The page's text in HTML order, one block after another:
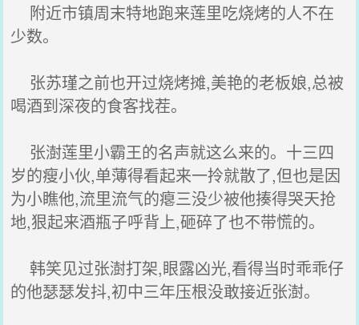
附近市镇周末特地跑来莲里吃烧烤的人不在
少数。
张苏瑾之前也开过烧烤摊,美艳的老板娘,总被
喝酒到深夜的食客找茬。
张澍莲里小霸王的名声就这么来的。十三四
岁的瘦小伙,单薄得看起来一拎就散了,但也是因
为小瞧他,流里流气的瘪三没少被他揍得哭天抢
地,狠起来酒瓶子呼背上,砸碎了也不带慌的。
韩笑见过张澍打架,眼露凶光,看得当时乖乖仔
的他瑟瑟发抖,初中三年压根没敢接近张澍。